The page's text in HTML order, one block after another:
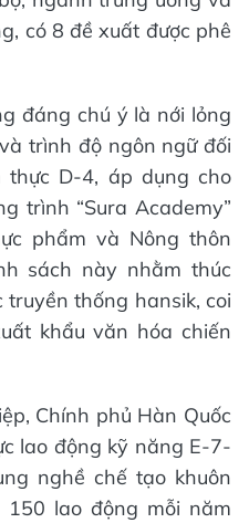
có 8 đề xuất được phê
đáng chú ý là nới lỏng
trình độ ngôn ngữ đối
D-4, áp dụng cho
trình “Sura Academy”
phẩm và Nông thôn
sách này nhằm thúc
thống hansik, coi
khẩu văn hóa chiến
Chính phủ Hàn Quốc
lao động kỹ năng E-7-
nghề chế tạo khuôn
lao động mỗi năm